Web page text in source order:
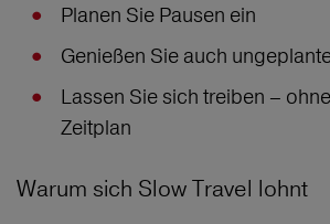
Planen Sie Pausen ein
Genießen Sie auch
Lassen Sie sich treiben –
Zeitplan
Warum sich Slow Travel lohnt